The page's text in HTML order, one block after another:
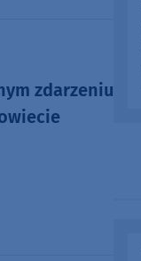
zdarzeniu